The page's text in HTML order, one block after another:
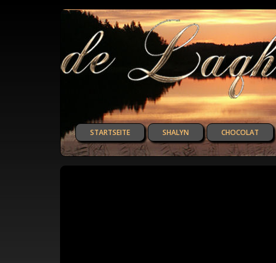
STARTSEITE SHALYN CHOCOLAT